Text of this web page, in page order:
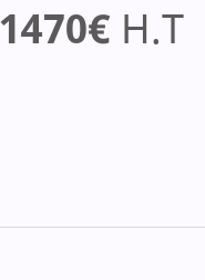
1470€ H.T